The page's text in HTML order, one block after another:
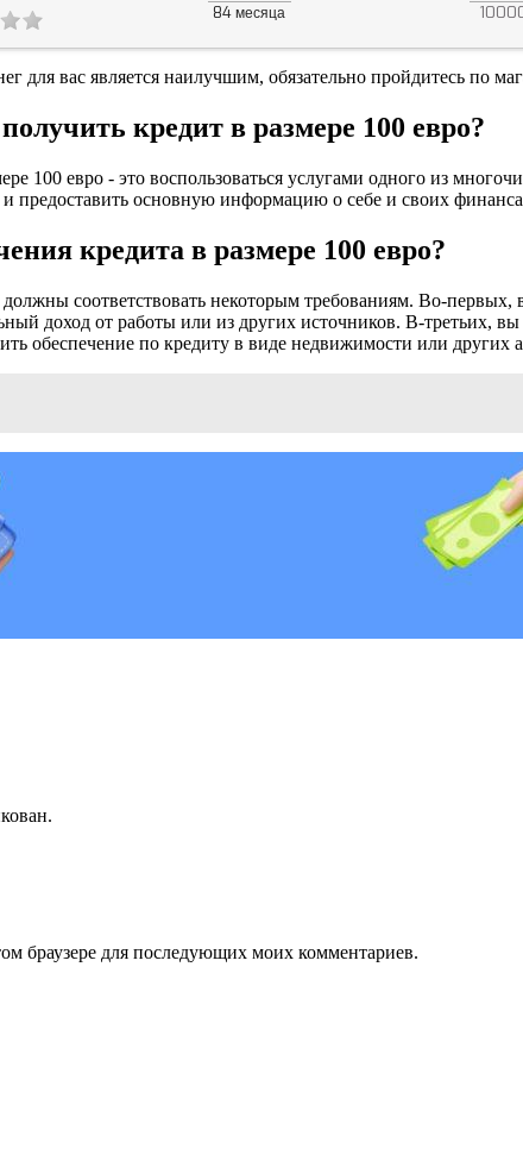
84месяца
для вас является наилучшим, обязательно пройдитесь по
кредит в размере 100 евро?
100 евро - это воспользоваться услугами одного из
предоставить основную информацию о себе и своих
кредита в размере 100 евро?
соответствовать некоторым требованиям. Во-
доход от работы или из других источников. В-третьих,
обеспечение по кредиту в виде недвижимости или других
браузере для последующих моих комментариев.